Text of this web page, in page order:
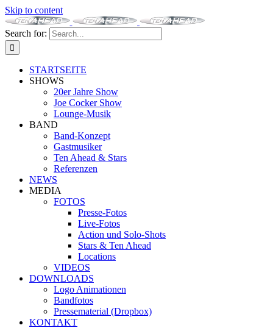
Skip to content
Search for:
STARTSEITE
SHOWS
20er Jahre Show
Joe Cocker Show
Lounge-Musik
BAND
Band-Konzept
Gastmusiker
Ten Ahead & Stars
Referenzen
NEWS
MEDIA
FOTOS
Presse-Fotos
Live-Fotos
Action und Solo-Shots
Stars & Ten Ahead
Locations
VIDEOS
DOWNLOADS
Logo Animationen
Bandfotos
Pressematerial (Dropbox)
KONTAKT